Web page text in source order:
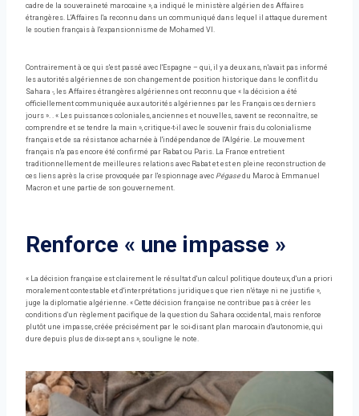
cadre de la souveraineté marocaine », a indiqué le ministère algérien des Affaires
étrangères. L'Affaires l'a reconnu dans un communiqué dans lequel il attaque durement
le soutien français à l'expansionnisme de Mohamed VI.
Contrairement à ce qui s'est passé avec l'Espagne – qui, il y a deux ans, n'avait pas informé
les autorités algériennes de son changement de position historique dans le conflit du
Sahara -, les Affaires étrangères algériennes ont reconnu que « la décision a été
officiellement communiquée aux autorités algériennes par les Français ces derniers
jours ». . « Les puissances coloniales, anciennes et nouvelles, savent se reconnaître, se
comprendre et se tendre la main », critique-t-il avec le souvenir frais du colonialisme
français et de sa résistance acharnée à l'indépendance de l'Algérie. Le mouvement
français n'a pas encore été confirmé par Rabat ou Paris. La France entretient
traditionnellement de meilleures relations avec Rabat et est en pleine reconstruction de
ces liens après la crise provoquée par l'espionnage avec Pégase du Maroc à Emmanuel
Macron et une partie de son gouvernement.
Renforce « une impasse »
« La décision française est clairement le résultat d'un calcul politique douteux, d'un a priori
moralement contestable et d'interprétations juridiques que rien n'étaye ni ne justifie »,
juge la diplomatie algérienne. « Cette décision française ne contribue pas à créer les
conditions d'un règlement pacifique de la question du Sahara occidental, mais renforce
plutôt une impasse, créée précisément par le soi-disant plan marocain d'autonomie, qui
dure depuis plus de dix-sept ans », souligne le note.